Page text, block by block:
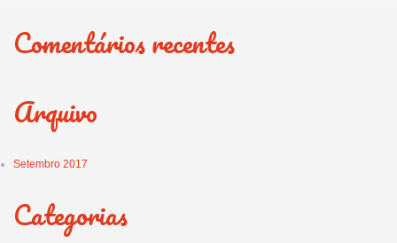
Comentários recentes
Arquivo
Setembro 2017
Categorias